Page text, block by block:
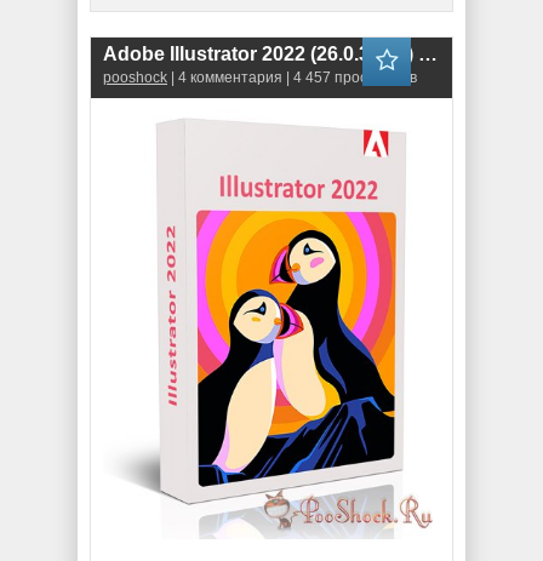
Adobe Illustrator 2022 (26.0.3.778) RePack
pooshock | 4 комментария | 4 457 просмотров